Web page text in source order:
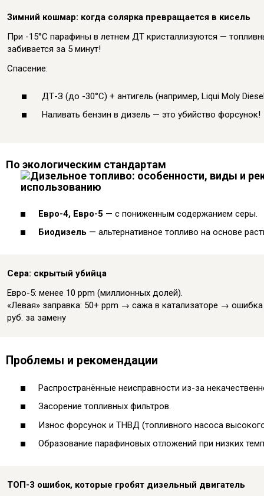
Зимний кошмар: когда солярка превращается в кисель
При -15°C парафины в летнем ДТ кристаллизуются —
забивается за 5 минут!
Спасение:
ДТ-З (до -30°C) + антигель (например, Liqui Moly
Наливать бензин в дизель — это убийство форсунок!
По экологическим стандартам
Евро-4, Евро-5 — с пониженным содержанием серы.
Биодизель — альтернативное топливо на основе
Сера: скрытый убийца
Евро-5: менее 10 ppm (миллионных долей).
«Левая» заправка: 50+ ppm → сажа в катализаторе →
руб. за замену
Проблемы и рекомендации
Распространённые неисправности из-за
Засорение топливных фильтров.
Износ форсунок и ТНВД (топливного насоса
Образование парафиновых отложений при низких
ТОП-3 ошибок, которые гробят дизельный двигатель